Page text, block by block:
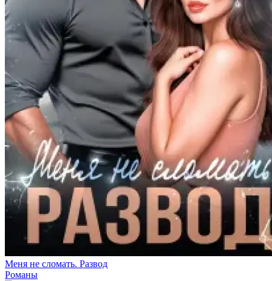
Меня не сломать. Развод
Романы